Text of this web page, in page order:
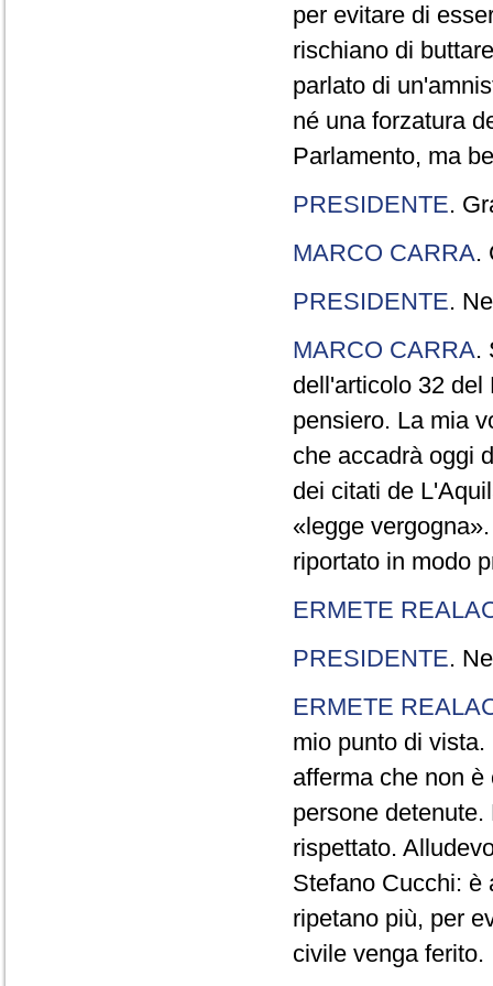
per evitare di
rischiano di
parlato di
né una forzatura
Parlamento, ma
PRESIDENTE.
MARCO CARRA.
PRESIDENTE.
MARCO CARRA.
dell'articolo 32 del
pensiero. La mia
che accadrà oggi
dei citati de
«legge
riportato in modo
ERMETE
PRESIDENTE.
ERMETE
mio punto di
afferma che non
persone
rispettato.
Stefano Cucchi: è
ripetano più, per
civile venga ferito.